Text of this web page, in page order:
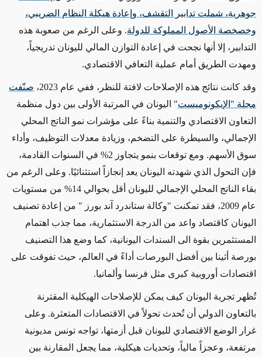
جوهرية، شملت تدابير التقشف، وإعادة هيكلة النظام الضريبي،
وخصخصة الأصول المملوكة للدولة. وعلى الرغم من صعوبة هذه
التدابير، إلا أنها نجحت في إعادة التوازن المالي لليونان تدريجياً،
ومهدت الطريق أمام عملية التعافي الاقتصادي.
وقد كانت نتائج هذه الإصلاحات لافتة للنظر، ففي عام 2023،
صنّفت
مجلة "الإيكونوميست" اليونان في المرتبة الأولى بين دول منظمة
التعاون الاقتصادي والتنمية بناءً على مؤشرات نمو الناتج المحلي
الإجمالي، والسيطرة على التضخم، وزيادة معدلات التوظيف، وأداء
سوق الأسهم. ومع توقعات بنمو يتجاوز 2% في السنوات القادمة،
فإن التحول الذي شهدته اليونان يعد إنجازاً استثنائيًا. وعلى الرغم من
بقاء الناتج المحلي الإجمالي لليونان أقل بحوالي 14% من مستويات
عام 2009، فقد تمكنت "وكالة ستاندرد آند بورز " من إعادة تصنيف
اليونان كاقتصاد واعد من الدرجة الاستثمارية، مما جذب اهتمام
المستثمرين بقوة الى السندات اليونانية، كما وضع هذا التصنيف
بورصة أثينا بين أفضل البورصات أداءً في العالم، حيث تفوقت على
اقتصادات أوروبية كبرى مثل فرنسا وألمانيا.
تُظهر تجربة اليونان كيف يمكن للإصلاحات الهيكلية المقترنة
بالتعاون الدولي أن تُحدث تحولاً في الاقتصادات المتعثرة. وعلى
غرار الوضع الاقتصادي لليونان قبل أزمتها، تواجه تونس مديونية
مرتفعة، وعجزاً مالياً، وتحديات هيكلية، مما يجعل المقارنة بين